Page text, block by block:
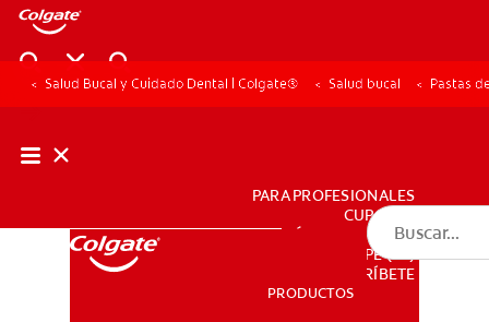
PRODUCTOS
PARA PROFESIONALES
CUPONES
DÓNDE COMPRAR
PE (ES)
SUSCRÍBETE
PRODUCTOS
Salud Bucal y Cuidado Dental | Colgate® Salud bucal Pastas